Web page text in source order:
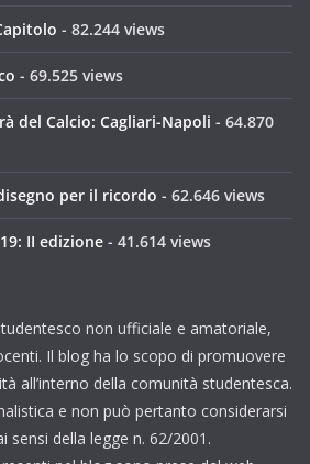
- 82.244 views
- 69.525 views
del Calcio: Cagliari-Napoli - 64.870
per il ricordo - 62.646 views
II edizione - 41.614 views
non ufficiale e amatoriale,
Il blog ha lo scopo di promuovere
all’interno della comunità studentesca.
e non può pertanto considerarsi
della legge n. 62/2001.